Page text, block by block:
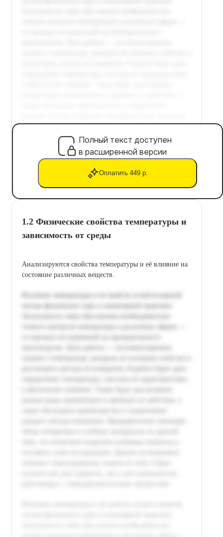
Полный текст доступен
в расширенной версии
Оплатить 449 р.
1.2 Физические свойства температуры и
зависимость от среды
Анализируются свойства температуры и её влияние на
состояние различных веществ.